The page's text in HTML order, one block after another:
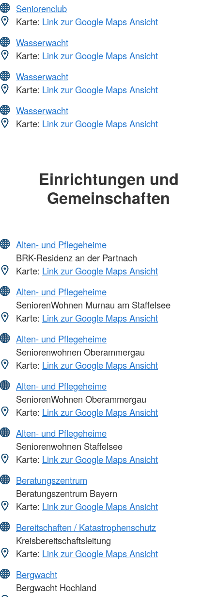
Seniorenclub
Karte: Link zur Google Maps Ansicht
Wasserwacht
Karte: Link zur Google Maps Ansicht
Wasserwacht
Karte: Link zur Google Maps Ansicht
Wasserwacht
Karte: Link zur Google Maps Ansicht
Einrichtungen und
Gemeinschaften
Alten- und Pflegeheime
BRK-Residenz an der Partnach
Karte: Link zur Google Maps Ansicht
Alten- und Pflegeheime
SeniorenWohnen Murnau am Staffelsee
Karte: Link zur Google Maps Ansicht
Alten- und Pflegeheime
Seniorenwohnen Oberammergau
Karte: Link zur Google Maps Ansicht
Alten- und Pflegeheime
SeniorenWohnen Oberammergau
Karte: Link zur Google Maps Ansicht
Alten- und Pflegeheime
Seniorenwohnen Staffelsee
Karte: Link zur Google Maps Ansicht
Beratungszentrum
Beratungszentrum Bayern
Karte: Link zur Google Maps Ansicht
Bereitschaften / Katastrophenschutz
Kreisbereitschaftsleitung
Karte: Link zur Google Maps Ansicht
Bergwacht
Bergwacht Hochland